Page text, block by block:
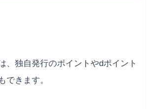
、独自発行のポイントやdポイント
できます。